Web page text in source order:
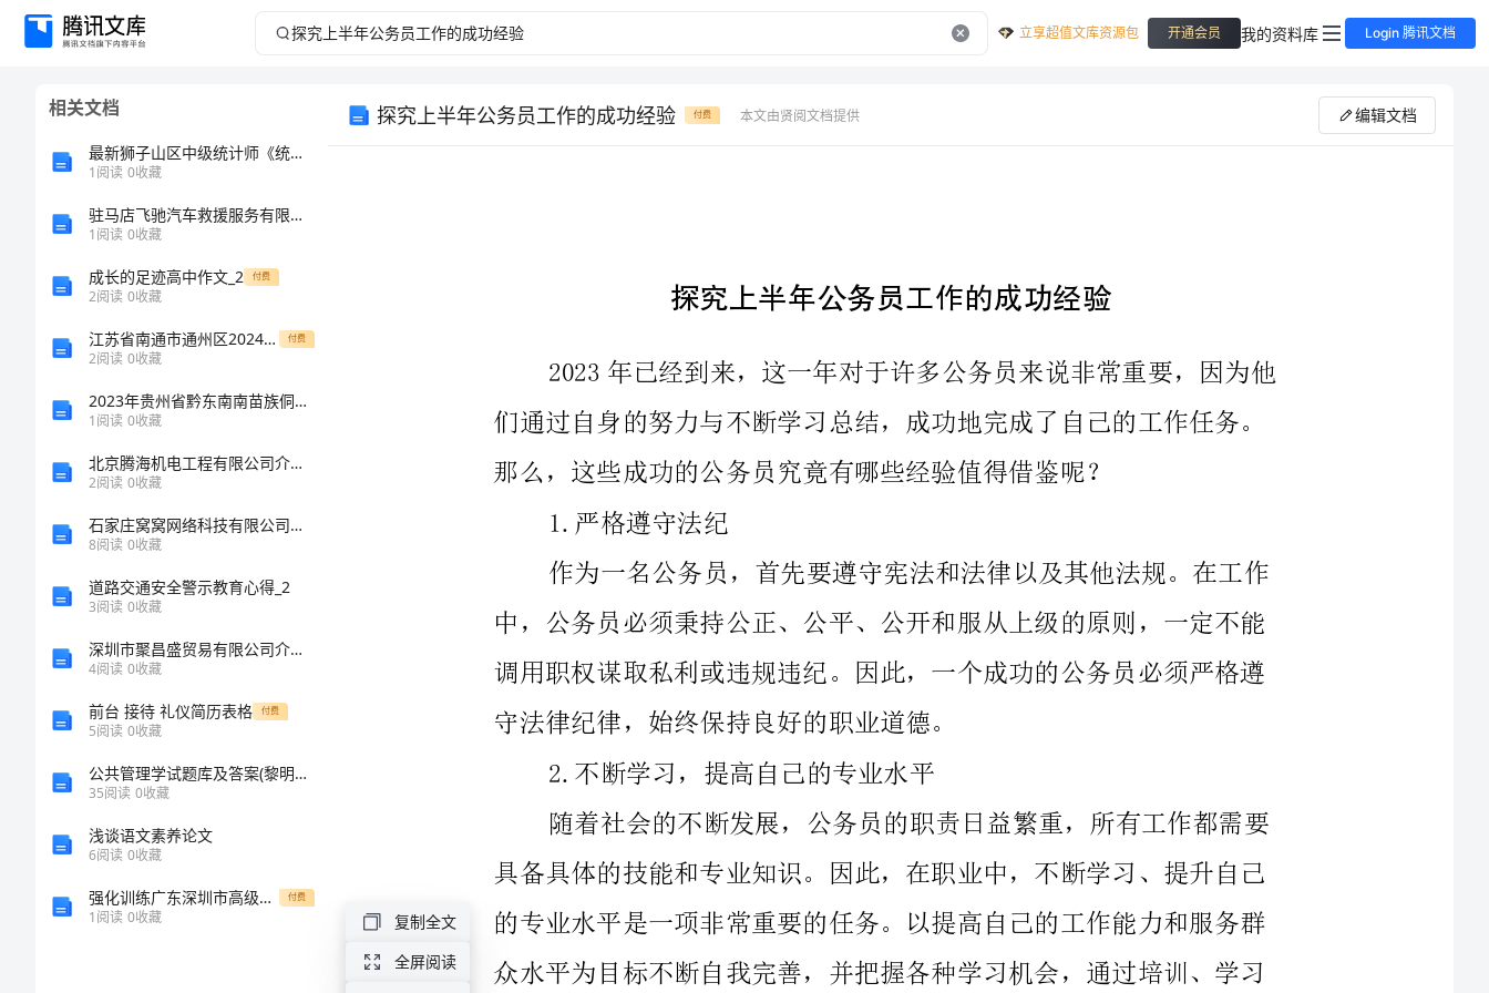
探
立享超值文库资源包 开通会员 我的资料库 Login 腾讯文档
相关文档
最新狮子山区中级统计师《统计基础知识理论及相关知识》预测试卷含解析
1阅读 0收藏
驻马店飞驰汽车救援服务有限公司介绍企业发展分析报告
1阅读 0收藏
成长的足迹高中作文_2 付费
2阅读 0收藏
江苏省南通市通州区2024年高一物理上学期期末检测试题含解析 付费
2阅读 0收藏
2023年贵州省黔东南南苗族侗族自治州黄平县材料员考试题库（考点提分）
1阅读 0收藏
北京腾海机电工程有限公司介绍企业发展分析报告
2阅读 0收藏
石家庄窝窝网络科技有限公司鹿泉分公司介绍企业发展分析报告
8阅读 0收藏
道路交通安全警示教育心得_2
3阅读 0收藏
深圳市聚昌盛贸易有限公司介绍企业发展分析报告
4阅读 0收藏
前台 接待 礼仪简历表格 付费
5阅读 0收藏
公共管理学试题库及答案(黎明第二版)
35阅读 0收藏
浅谈语文素养论文
6阅读 0收藏
强化训练广东深圳市高级中学数学八年级下册三角形专项训练试卷（解析版） 付费
1阅读 0收藏
探究上半年公务员工作的成功经验 付费 本文由贤阅文档提供 编辑文档
的。只有通过各个工作环节的有机配合，以及同事之间的相互支持，
才能够更好地完成工作。一名优秀的公务员，应当积极参与团队协
2023年已经到来，这一年对于许多公务员来说非常重要，因为他
那么，这些成功的公务员究竟有哪些经验值得借鉴呢？
1.严格遵守法纪
作为一名公务员，首先要遵守宪法和法律以及其他法规。在工作
守法律纪律，始终保持良好的职业道德。
2.不断学习，提高自己的专业水平
随着社会的不断发展，公务员的职责日益繁重，所有工作都需要
等方式不断提高自己的能力，这也是最为基本和可靠的方法。
3.注重团队合作
复制全文
全屏阅读